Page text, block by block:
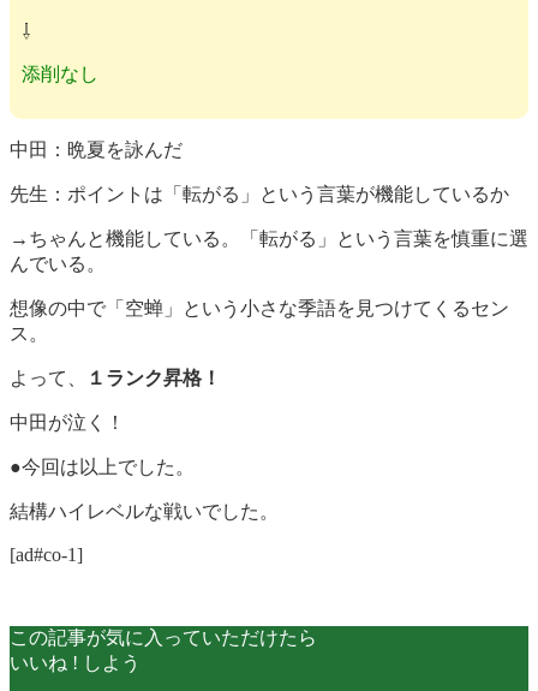
⇩
添削なし
中田：晩夏を詠んだ
先生：ポイントは「転がる」という言葉が機能しているか
→ちゃんと機能している。「転がる」という言葉を慎重に選
んでいる。
想像の中で「空蝉」という小さな季語を見つけてくるセン
ス。
よって、 １ランク昇格！
中田が泣く！
●今回は以上でした。
結構ハイレベルな戦いでした。
[ad#co-1]
この記事が気に入っていただけたら
いいね ! しよう